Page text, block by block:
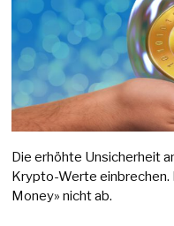
Die erhöhte Unsicherheit
Krypto-Werte einbrechen.
Money» nicht ab.